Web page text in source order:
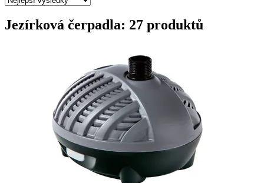
Jezírková čerpadla: 27 produktů